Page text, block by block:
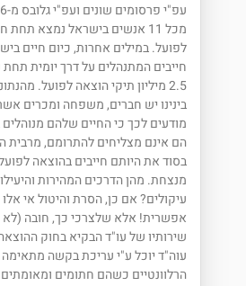
מכל 11 אנשים בישראל נמצא
לפועל. במילים אחרות, כיום חיים
חייבים המתנהלים על דרך יומית תחת
2.5 מיליון תיקי הוצאה לפועל.
בינינו יש חברים, משפחה ומכרים
מודעים לכך כי החיים שלהם
הם אינם מצליחים להתרומם, מרבית
בסוד את היותם חייבים בהוצאה
מנצחת. מהן הדרכים המהירות
עיקולים? אם כן, הסרת והיטול אי
אפשרית! אלא שלצרכי כך, חובה
שירותיו של עו"ד הבקיא בחוק
עוה"ד יוכל ע"י עריכת בקשה
הרלוונטיים כשהם חתומים ומאומתים